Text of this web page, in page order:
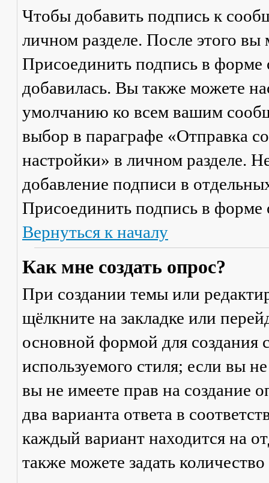
Чтобы добавить подпись к
личном разделе. После этого
Присоединить подпись в форме
добавилась. Вы также можете
умолчанию ко всем вашим
выбор в параграфе «Отправка
настройки» в личном разделе.
добавление подписи в
Присоединить подпись в форме
Вернуться к началу
Как мне создать опрос?
При создании темы или
щёлкните на закладке или
основной формой для создания
используемого стиля; если вы
вы не имеете прав на создание
два варианта ответа в
каждый вариант находится на
также можете задать